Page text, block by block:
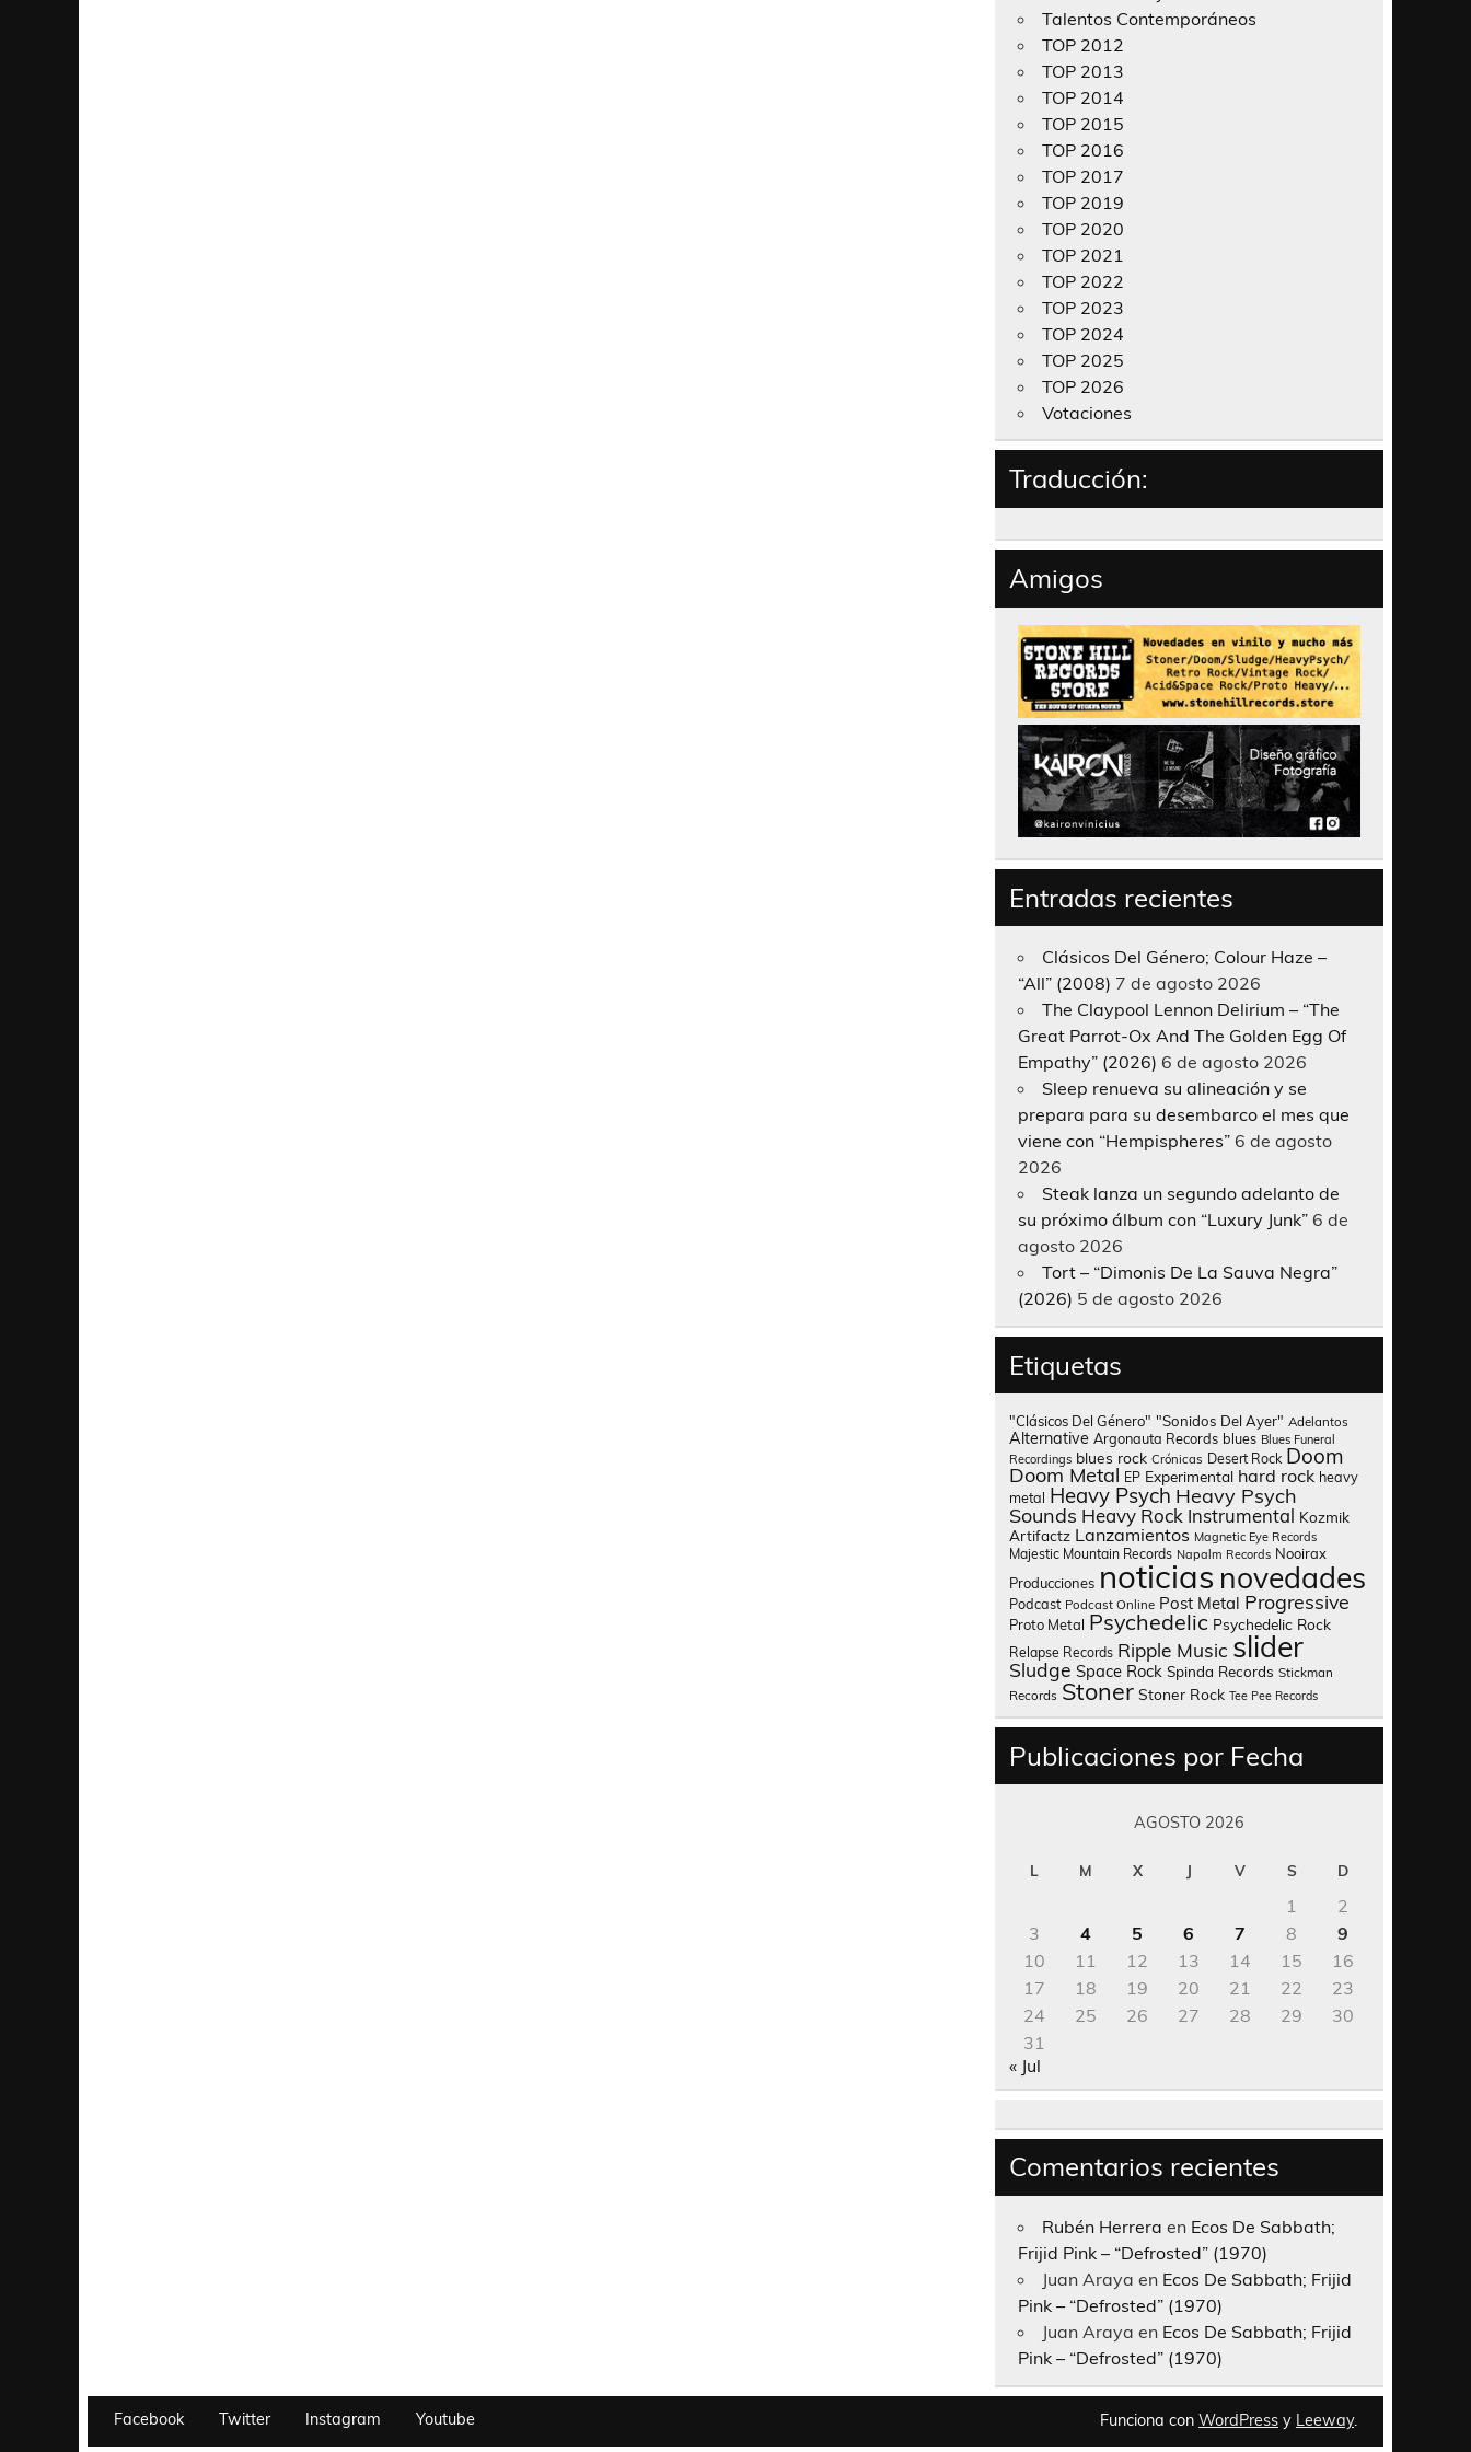
Talentos Contemporáneos
TOP 2012
TOP 2013
TOP 2014
TOP 2015
TOP 2016
TOP 2017
TOP 2019
TOP 2020
TOP 2021
TOP 2022
TOP 2023
TOP 2024
TOP 2025
TOP 2026
Votaciones
Traducción:
Amigos
Entradas recientes
Clásicos Del Género; Colour Haze –
“All” (2008) 7 de agosto 2026
The Claypool Lennon Delirium – “The
Great Parrot-Ox And The Golden Egg Of
Empathy” (2026) 6 de agosto 2026
Sleep renueva su alineación y se
prepara para su desembarco el mes que
viene con “Hempispheres” 6 de agosto
2026
Steak lanza un segundo adelanto de
su próximo álbum con “Luxury Junk” 6 de
agosto 2026
Tort – “Dimonis De La Sauva Negra”
(2026) 5 de agosto 2026
Etiquetas
"Clásicos Del Género" "Sonidos Del Ayer" Adelantos
Alternative Argonauta Records blues Blues Funeral
Recordings blues rock Crónicas Desert Rock Doom
Doom Metal EP Experimental hard rock heavy
metal Heavy Psych Heavy Psych
Sounds Heavy Rock Instrumental Kozmik
Artifactz Lanzamientos Magnetic Eye Records
Majestic Mountain Records Napalm Records Nooirax
Producciones noticias novedades
Podcast Podcast Online Post Metal Progressive
Proto Metal Psychedelic Psychedelic Rock
Relapse Records Ripple Music slider
Sludge Space Rock Spinda Records Stickman
Records Stoner Stoner Rock Tee Pee Records
Publicaciones por Fecha
AGOSTO 2026
L M X J V S D
1
2
3
4 5 6 7 8
9
10
11 12 13 14 15
16
17
18 19 20 21 22
23
24
25 26 27 28 29
30
31
« Jul
Comentarios recientes
Rubén Herrera en Ecos De Sabbath;
Frijid Pink – “Defrosted” (1970)
Juan Araya en Ecos De Sabbath; Frijid
Pink – “Defrosted” (1970)
Juan Araya en Ecos De Sabbath; Frijid
Pink – “Defrosted” (1970)
Facebook Twitter Instagram Youtube Funciona con WordPress y Leeway.